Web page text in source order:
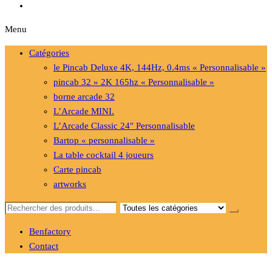
Menu
Catégories
le Pincab Deluxe 4K, 144Hz, 0.4ms « Personnalisable »
pincab 32 » 2K 165hz « Personnalisable »
borne arcade 32
L’Arcade MINI.
L’Arcade Classic 24″ Personnalisable
Bartop « personnalisable »
La table cocktail 4 joueurs
Carte pincab
artworks
Benfactory
Contact